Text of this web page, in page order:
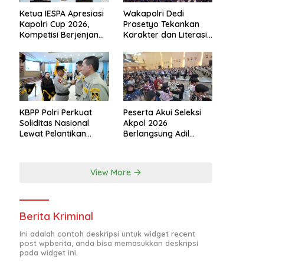
Ketua IESPA Apresiasi
Kapolri Cup 2026,
Kompetisi Berjenjang
Nasional
Wakapolri Dedi
Prasetyo Tekankan
Karakter dan Literasi
2026
KBPP Polri Perkuat
Soliditas Nasional
Lewat Pelantikan
Peserta Akui Seleksi
Akpol 2026
Berlangsung Adil
View More
Berita Kriminal
Ini adalah contoh deskripsi untuk widget recent
post wpberita, anda bisa memasukkan deskripsi
pada widget ini.